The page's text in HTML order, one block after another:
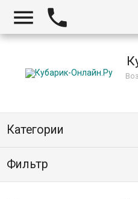
 
Категории
Фильтр